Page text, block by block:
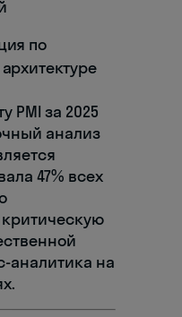
по
PMI за 2025
анализ
47% всех
аналитика на